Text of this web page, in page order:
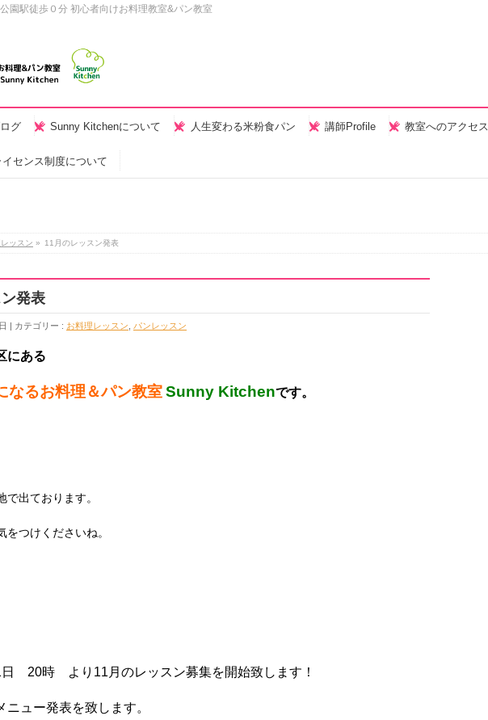
園駅徒歩０分 初心者向けお料理教室&パン教室
グ Sunny Kitchenについて 人生変わる米粉食パン 講師Profile 教室へのアクセス
センス制度について
ッスン » 11月のレッスン発表
発表
| カテゴリー : お料理レッスン パンレッスン
にある
なるお料理＆パン教室Sunny Kitchenです。
で出ております。
をつけくださいね。
20時 より11月のレッスン募集を開始致します！
ニュー発表を致します。